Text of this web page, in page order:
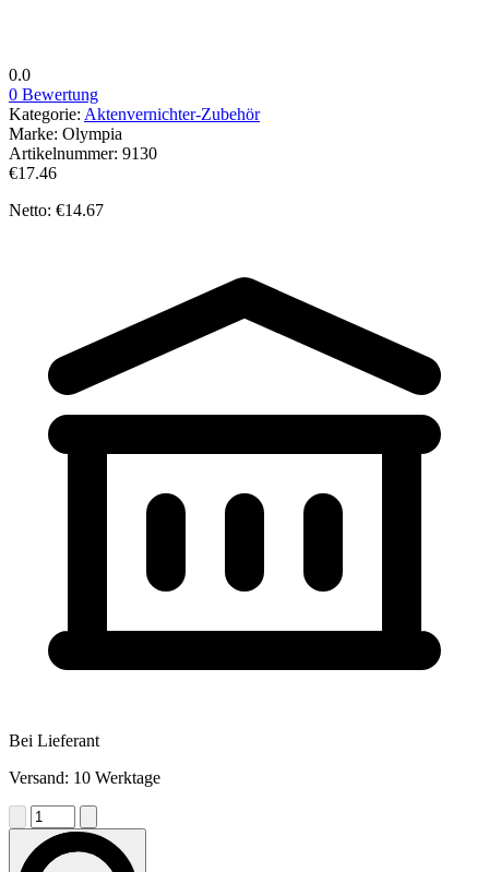
0.0
0 Bewertung
Kategorie: Aktenvernichter-Zubehör
Marke: Olympia
Artikelnummer: 9130
€17.46
Netto: €14.67
Bei Lieferant
Versand: 10 Werktage